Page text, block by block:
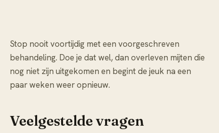
Stop nooit voortijdig met een voorgeschreven
behandeling. Doe je dat wel, dan overleven mijten die
nog niet zijn uitgekomen en begint de jeuk na een
paar weken weer opnieuw.
Veelgestelde vragen